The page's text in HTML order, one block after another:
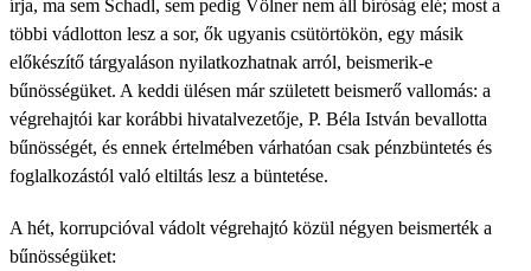
írja, ma sem Schadl, sem pedig Völner nem áll bíróság elé; most a
többi vádlotton lesz a sor, ők ugyanis csütörtökön, egy másik
előkészítő tárgyaláson nyilatkozhatnak arról, beismerik-e
bűnösségüket. A keddi ülésen már született beismerő vallomás: a
végrehajtói kar korábbi hivatalvezetője, P. Béla István bevallotta
bűnösségét, és ennek értelmében várhatóan csak pénzbüntetés és
foglalkozástól való eltiltás lesz a büntetése.
A hét, korrupcióval vádolt végrehajtó közül négyen beismerték a
bűnösségüket: